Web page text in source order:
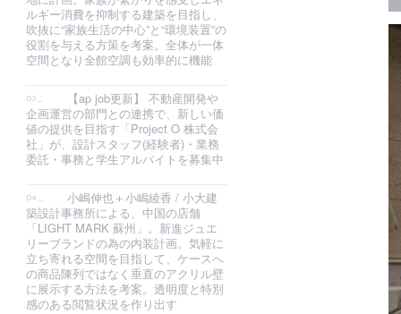
ルギー消費を抑制する建築を目指し、
吹抜に“家族生活の中心”と“環境装置”の
役割を与える方策を考案。全体が一体
空間となり全館空調も効率的に機能
【ap job更新】 不動産開発や
企画運営の部門との連携で、新しい価
値の提供を目指す「Project O 株式会
社」が、設計スタッフ(経験者)・業務
委託・事務と学生アルバイトを募集中
小嶋伸也＋小嶋綾香 / 小大建
築設計事務所による、中国の店舗
「LIGHT MARK 蘇州」。新進ジュエ
リーブランドの為の内装計画。気軽に
立ち寄れる空間を目指して、ケースへ
の商品陳列ではなく垂直のアクリル壁
に展示する方法を考案。透明度と特別
感のある閲覧状況を作り出す